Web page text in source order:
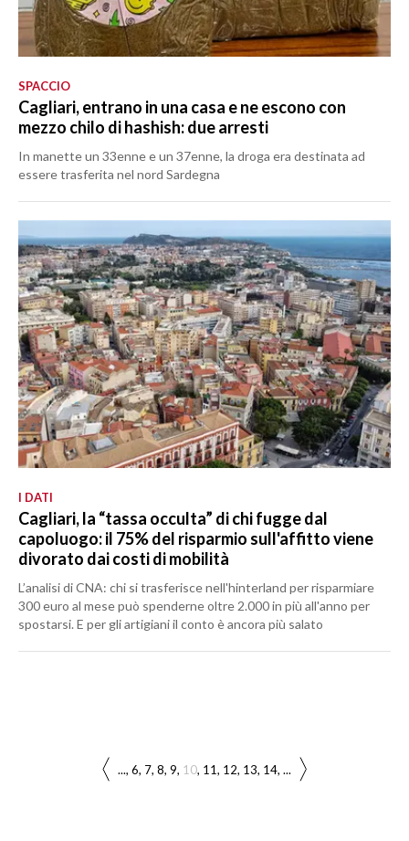
SPACCIO
Cagliari, entrano in una casa e ne escono con
mezzo chilo di hashish: due arresti
In manette un 33enne e un 37enne, la droga era destinata ad
essere trasferita nel nord Sardegna
I DATI
Cagliari, la “tassa occulta” di chi fugge dal
capoluogo: il 75% del risparmio sull'affitto viene
divorato dai costi di mobilità
L’analisi di CNA: chi si trasferisce nell'hinterland per risparmiare
300 euro al mese può spenderne oltre 2.000 in più all'anno per
spostarsi. E per gli artigiani il conto è ancora più salato
... 6 7 8 9 10 11 12 13 14 ...